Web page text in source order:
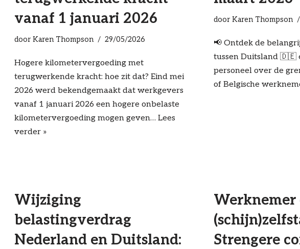
vanaf 1 januari 2026
doorKaren Thompson 29/05/2026
Hogere kilometervergoeding met
terugwerkende kracht: hoe zit dat? Eind mei
2026 werd bekendgemaakt dat werkgevers
vanaf 1 januari 2026 een hogere onbelaste
kilometervergoeding mogen geven… Lees
verder »
doorKaren Thompson
📢 Ontdek de
tussen Duitsland 🇩🇪
personeel over de
of Belgische
Wijziging
belastingverdrag
Nederland en Duitsland:
Werknemer
Strengere